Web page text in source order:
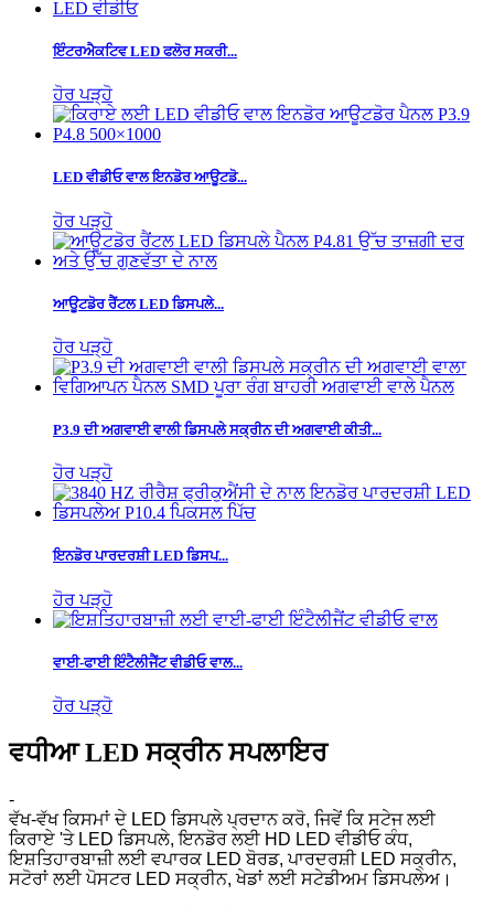
ਇੰਟਰਐਕਟਿਵ LED ਫਲੋਰ ਸਕਰੀ...
ਹੋਰ ਪੜ੍ਹੋ
LED ਵੀਡੀਓ ਵਾਲ ਇਨਡੋਰ ਆਊਟਡੋ...
ਹੋਰ ਪੜ੍ਹੋ
ਆਊਟਡੋਰ ਰੈਂਟਲ LED ਡਿਸਪਲੇ...
ਹੋਰ ਪੜ੍ਹੋ
P3.9 ਦੀ ਅਗਵਾਈ ਵਾਲੀ ਡਿਸਪਲੇ ਸਕ੍ਰੀਨ ਦੀ ਅਗਵਾਈ ਕੀਤੀ...
ਹੋਰ ਪੜ੍ਹੋ
ਇਨਡੋਰ ਪਾਰਦਰਸ਼ੀ LED ਡਿਸਪ...
ਹੋਰ ਪੜ੍ਹੋ
ਵਾਈ-ਫਾਈ ਇੰਟੈਲੀਜੈਂਟ ਵੀਡੀਓ ਵਾਲ...
ਹੋਰ ਪੜ੍ਹੋ
ਵਧੀਆ LED ਸਕ੍ਰੀਨ ਸਪਲਾਇਰ
-
ਵੱਖ-ਵੱਖ ਕਿਸਮਾਂ ਦੇ LED ਡਿਸਪਲੇ ਪ੍ਰਦਾਨ ਕਰੋ, ਜਿਵੇਂ ਕਿ ਸਟੇਜ ਲਈ
ਕਿਰਾਏ 'ਤੇ LED ਡਿਸਪਲੇ, ਇਨਡੋਰ ਲਈ HD LED ਵੀਡੀਓ ਕੰਧ,
ਇਸ਼ਤਿਹਾਰਬਾਜ਼ੀ ਲਈ ਵਪਾਰਕ LED ਬੋਰਡ, ਪਾਰਦਰਸ਼ੀ LED ਸਕ੍ਰੀਨ,
ਸਟੋਰਾਂ ਲਈ ਪੋਸਟਰ LED ਸਕ੍ਰੀਨ, ਖੇਡਾਂ ਲਈ ਸਟੇਡੀਅਮ ਡਿਸਪਲੇਅ।